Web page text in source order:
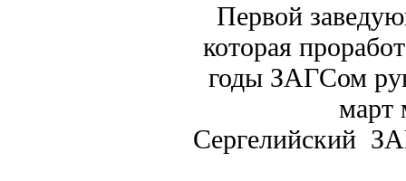
Первой
которая
годы ЗАГСом
март
Сергелийский